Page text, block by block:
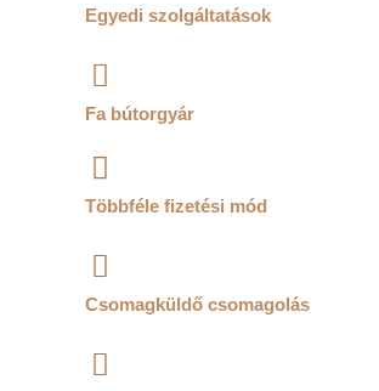
Egyedi szolgáltatások
Fa bútorgyár
Többféle fizetési mód
Csomagküldő csomagolás